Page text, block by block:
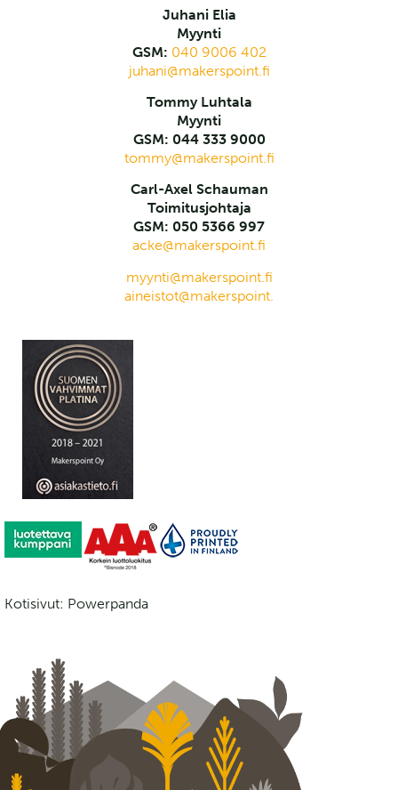
Juhani Elia
Myynti
GSM: 040 9006 402
juhani@makerspoint.fi
Tommy Luhtala
Myynti
GSM: 044 333 9000
tommy@makerspoint.fi
Carl-Axel Schauman
Toimitusjohtaja
GSM: 050 5366 997
acke@makerspoint.fi
myynti@makerspoint.fi
aineistot@makerspoint.
Kotisivut: Powerpanda